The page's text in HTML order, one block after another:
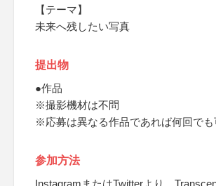
【テーマ】
未来へ残したい写真
提出物
●作品
※撮影機材は不問
※応募は異なる作品であれば何回でも
参加方法
InstagramまたはTwitterより、